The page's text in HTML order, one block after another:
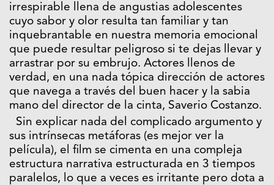
irrespirable llena de angustias adolescentes
cuyo sabor y olor resulta tan familiar y tan
inquebrantable en nuestra memoria emocional
que puede resultar peligroso si te dejas llevar y
arrastrar por su embrujo. Actores llenos de
verdad, en una nada tópica dirección de actores
que navega a través del buen hacer y la sabia
mano del director de la cinta, Saverio Costanzo.
Sin explicar nada del complicado argumento y
sus intrínsecas metáforas (es mejor ver la
película), el film se cimenta en una compleja
estructura narrativa estructurada en 3 tiempos
paralelos, lo que a veces es irritante pero dota a